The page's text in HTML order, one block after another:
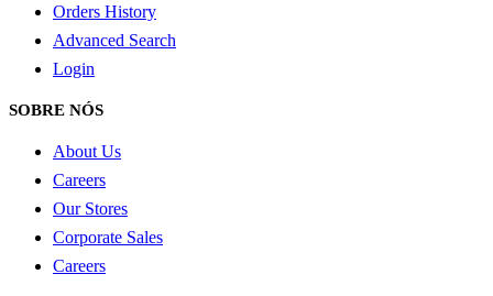
Orders History
Advanced Search
Login
SOBRE NÓS
About Us
Careers
Our Stores
Corporate Sales
Careers